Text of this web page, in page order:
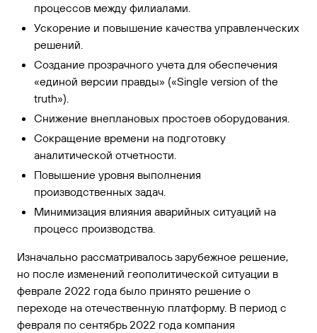
процессов между филиалами.
Ускорение и повышение качества управленческих
решений.
Создание прозрачного учета для обеспечения
«единой версии правды» («Single version of the
truth»).
Снижение внеплановых простоев оборудования.
Сокращение времени на подготовку
аналитической отчетности.
Повышение уровня выполнения
производственных задач.
Минимизация влияния аварийных ситуаций на
процесс производства.
Изначально рассматривалось зарубежное решение,
но после изменений геополитической ситуации в
феврале 2022 года было принято решение о
переходе на отечественную платформу. В период с
февраля по сентябрь 2022 года компания